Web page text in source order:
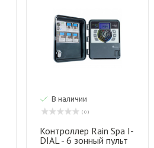
В наличии
( 0 )
Контроллер Rain Spa I-
DIAL - 6 зонный пульт